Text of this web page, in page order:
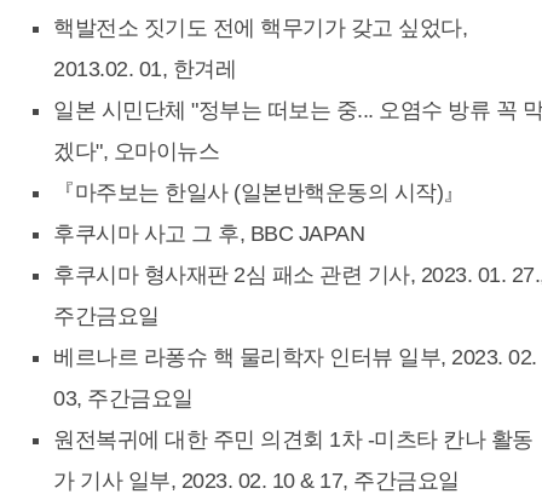
핵발전소 짓기도 전에 핵무기가 갖고 싶었다,
2013.02. 01, 한겨레
일본 시민단체 "정부는 떠보는 중... 오염수 방류 꼭 막
겠다", 오마이뉴스
『마주보는 한일사 (일본반핵운동의 시작)』
후쿠시마 사고 그 후, BBC JAPAN
후쿠시마 형사재판 2심 패소 관련 기사, 2023. 01.
주간금요일
베르나르 라퐁슈 핵 물리학자 인터뷰 일부, 2023. 02.
03, 주간금요일
원전복귀에 대한 주민 의견회 1차 -미츠타 칸나 활동
가 기사 일부, 2023. 02. 10 & 17, 주간금요일